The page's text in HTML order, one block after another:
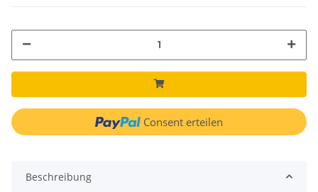
Consent erteilen
Beschreibung